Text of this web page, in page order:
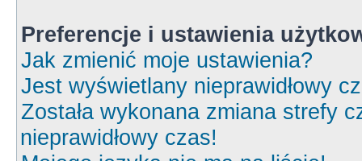
Preferencje i ustawienia
Jak zmienić moje ustawienia?
Jest wyświetlany nieprawidłowy
Została wykonana zmiana strefy
nieprawidłowy czas!